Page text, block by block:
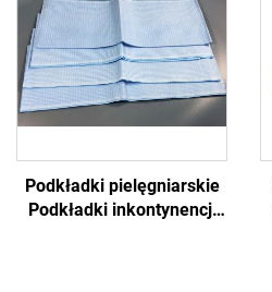
Podkładki pielęgniarskie
Podkładki inkontynencji